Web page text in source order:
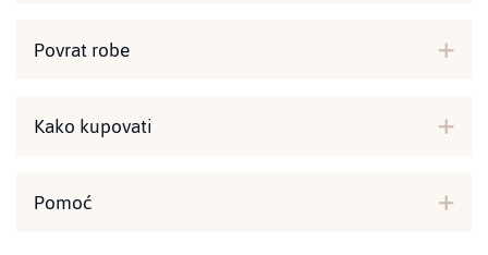
Povrat robe
Kako kupovati
Pomoć